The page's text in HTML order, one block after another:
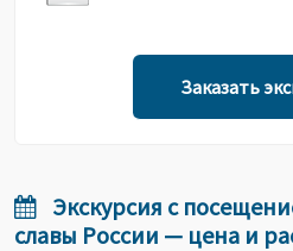
Заказать
Экскурсия с
славы России — цена и